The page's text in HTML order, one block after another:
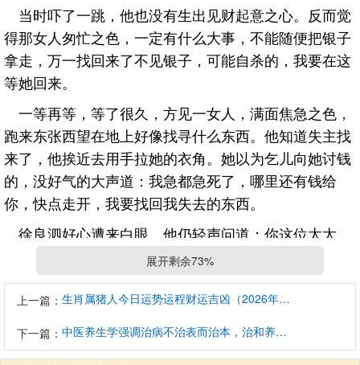
当时吓了一跳，他也没有生出见财起意之心。反而觉
得那女人匆忙之色，一定有什么大事，不能随便把银子
拿走，万一找回来了不见银子，可能自杀的，我要在这
等她回来。
一等再等，等了很久，方见一女人，满面焦急之色，
跑来东张西望在地上好像找寻什么东西。他知道失主找
来了，他挨近去用手拉她的衣角。她以为乞儿向她讨钱
的，没好气的大声道：我急都急死了，哪里还有钱给
你，快点走开，我要找回我失去的东西。
徐良泗好心遭来白眼，他仍轻声问道：你这位太太，
掉了什么东西，这样焦急，说说看，或者我能知道。这
一声可把她从死神中叫回来，她惊喜道：真的啊!他说
道：当然真的，我拣到一样东西，你说对了我就给你。
她焦急的道：我掉了一个布包，里面有三十七两银
子，这是我卖儿子的钱，我的丈夫被人诬害，关进牢
展开剩余73%
上一篇： 生肖属猪人今日运势运程财运吉凶（2026年8月7日）详解查询
下一篇： 中医养生学强调治病不治表而治本，治和养兼顾是有必要的